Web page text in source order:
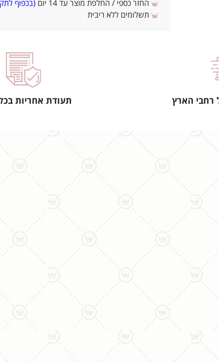
החזר כספי / החלפת מוצר עד 14 יום
(בכפוף
תשלומים ללא ריבית
רחבי הארץ תעודת אחריות